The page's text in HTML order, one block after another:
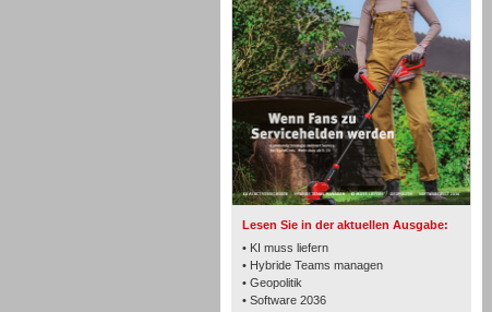
Lesen Sie in der aktuellen Ausgabe:
• KI muss liefern
• Hybride Teams managen
• Geopolitik
• Software 2036
TK- und ACD-Systeme
Workforce-Management